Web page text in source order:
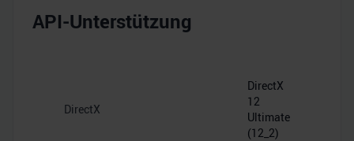
API-Unterstützung
DirectX
DirectX
12
Ultimate
(12_2)